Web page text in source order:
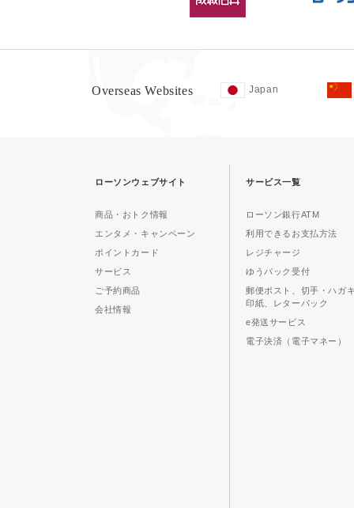
Overseas Websites Japan
ローソンウェブサイト
商品・おトク情報
エンタメ・キャンペーン
ポイントカード
サービス
ご予約商品
会社情報
サービス一覧
ローソン銀行ATM
利用できるお支払方法
レジチャージ
ゆうパック受付
郵便ポスト、切手・ハガ
印紙、レターパック
e発送サービス
電子決済（電子マネー）